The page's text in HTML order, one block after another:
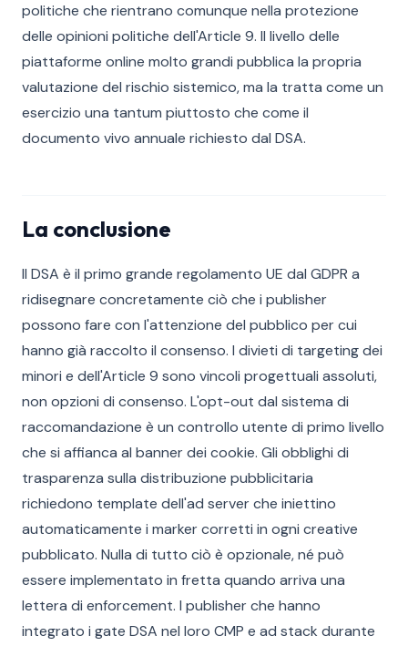
politiche che rientrano comunque nella protezione
delle opinioni politiche dell'Article 9. Il livello delle
piattaforme online molto grandi pubblica la propria
valutazione del rischio sistemico, ma la tratta come un
esercizio una tantum piuttosto che come il
documento vivo annuale richiesto dal DSA.
La conclusione
Il DSA è il primo grande regolamento UE dal GDPR a
ridisegnare concretamente ciò che i publisher
possono fare con l'attenzione del pubblico per cui
hanno già raccolto il consenso. I divieti di targeting dei
minori e dell'Article 9 sono vincoli progettuali assoluti,
non opzioni di consenso. L'opt-out dal sistema di
raccomandazione è un controllo utente di primo livello
che si affianca al banner dei cookie. Gli obblighi di
trasparenza sulla distribuzione pubblicitaria
richiedono template dell'ad server che iniettino
automaticamente i marker corretti in ogni creative
pubblicato. Nulla di tutto ciò è opzionale, né può
essere implementato in fretta quando arriva una
lettera di enforcement. I publisher che hanno
integrato i gate DSA nel loro CMP e ad stack durante